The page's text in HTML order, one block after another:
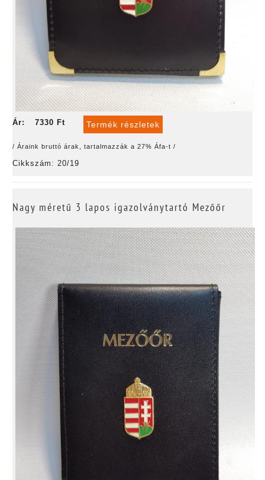
Ár: 7330 Ft Termék részletek
/ Áraink bruttó árak, tartalmazzák a 27% Áfa-t /
Cikkszám: 20/19
Nagy méretű 3 lapos igazolványtartó Mezőőr